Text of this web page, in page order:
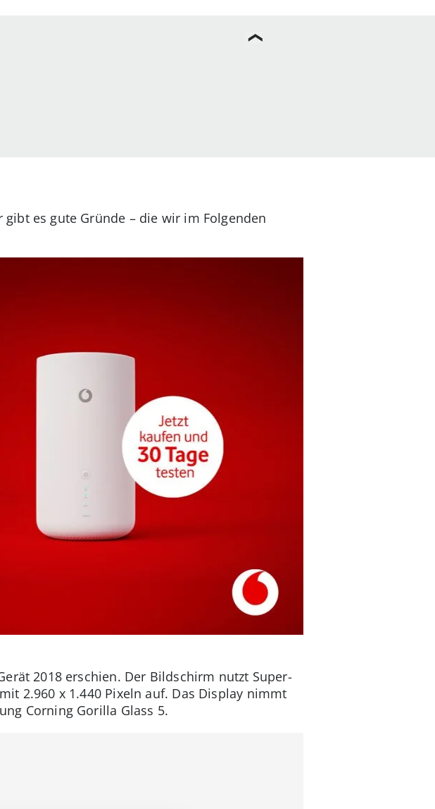
gibt es gute Gründe – die wir im Folgenden
2018 erschien. Der Bildschirm nutzt Super-
2.960 x 1.440 Pixeln auf. Das Display nimmt
Corning Gorilla Glass 5.